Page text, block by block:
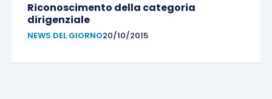
Riconoscimento della categoria
dirigenziale
NEWS DEL GIORNO20/10/2015